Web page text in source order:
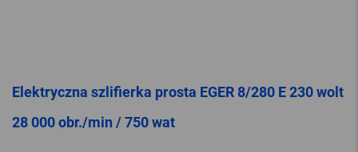
Elektryczna szlifierka prosta EGER 8/280 E 230 wolt
28 000 obr./min / 750 wat